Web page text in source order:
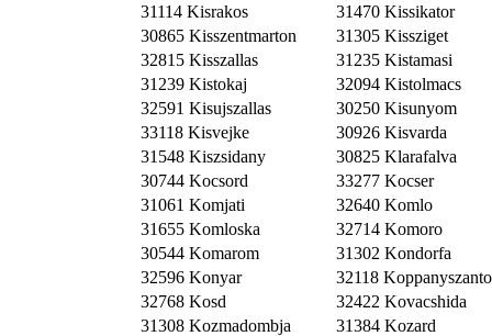
31114 Kisrakos
31470 Kissikator
30865 Kisszentmarton
31305 Kissziget
32815 Kisszallas
31235 Kistamasi
31239 Kistokaj
32094 Kistolmacs
32591 Kisujszallas
30250 Kisunyom
33118 Kisvejke
30926 Kisvarda
31548 Kiszsidany
30825 Klarafalva
30744 Kocsord
33277 Kocser
31061 Komjati
32640 Komlo
31655 Komloska
32714 Komoro
30544 Komarom
31302 Kondorfa
32596 Konyar
32118 Koppanyszanto
32768 Kosd
32422 Kovacshida
31308 Kozmadombja
31384 Kozard